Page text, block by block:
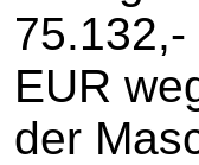
EUR
der